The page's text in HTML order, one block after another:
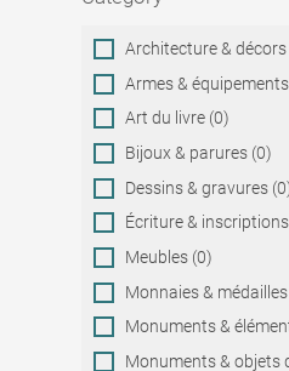
Category
Architecture & décors
Armes &
Art du livre (0)
Bijoux & parures (0)
Dessins & gravures
Écriture &
Meubles (0)
Monnaies &
Monuments &
Monuments & objets